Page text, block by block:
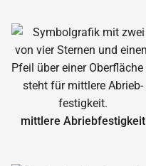
mittlere Abrieb­festigkeit